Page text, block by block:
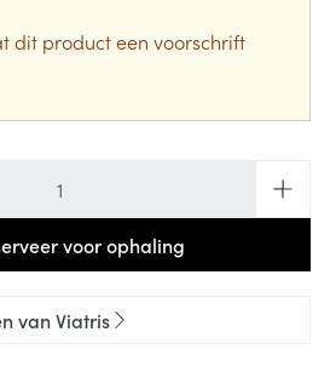
dit product een voorschrift
voor ophaling
van Viatris